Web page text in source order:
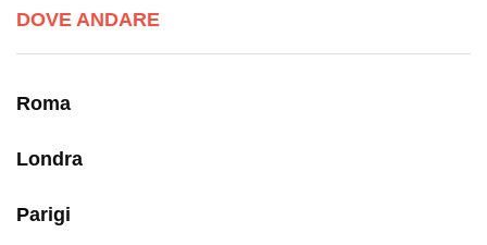
DOVE ANDARE
Roma
Londra
Parigi